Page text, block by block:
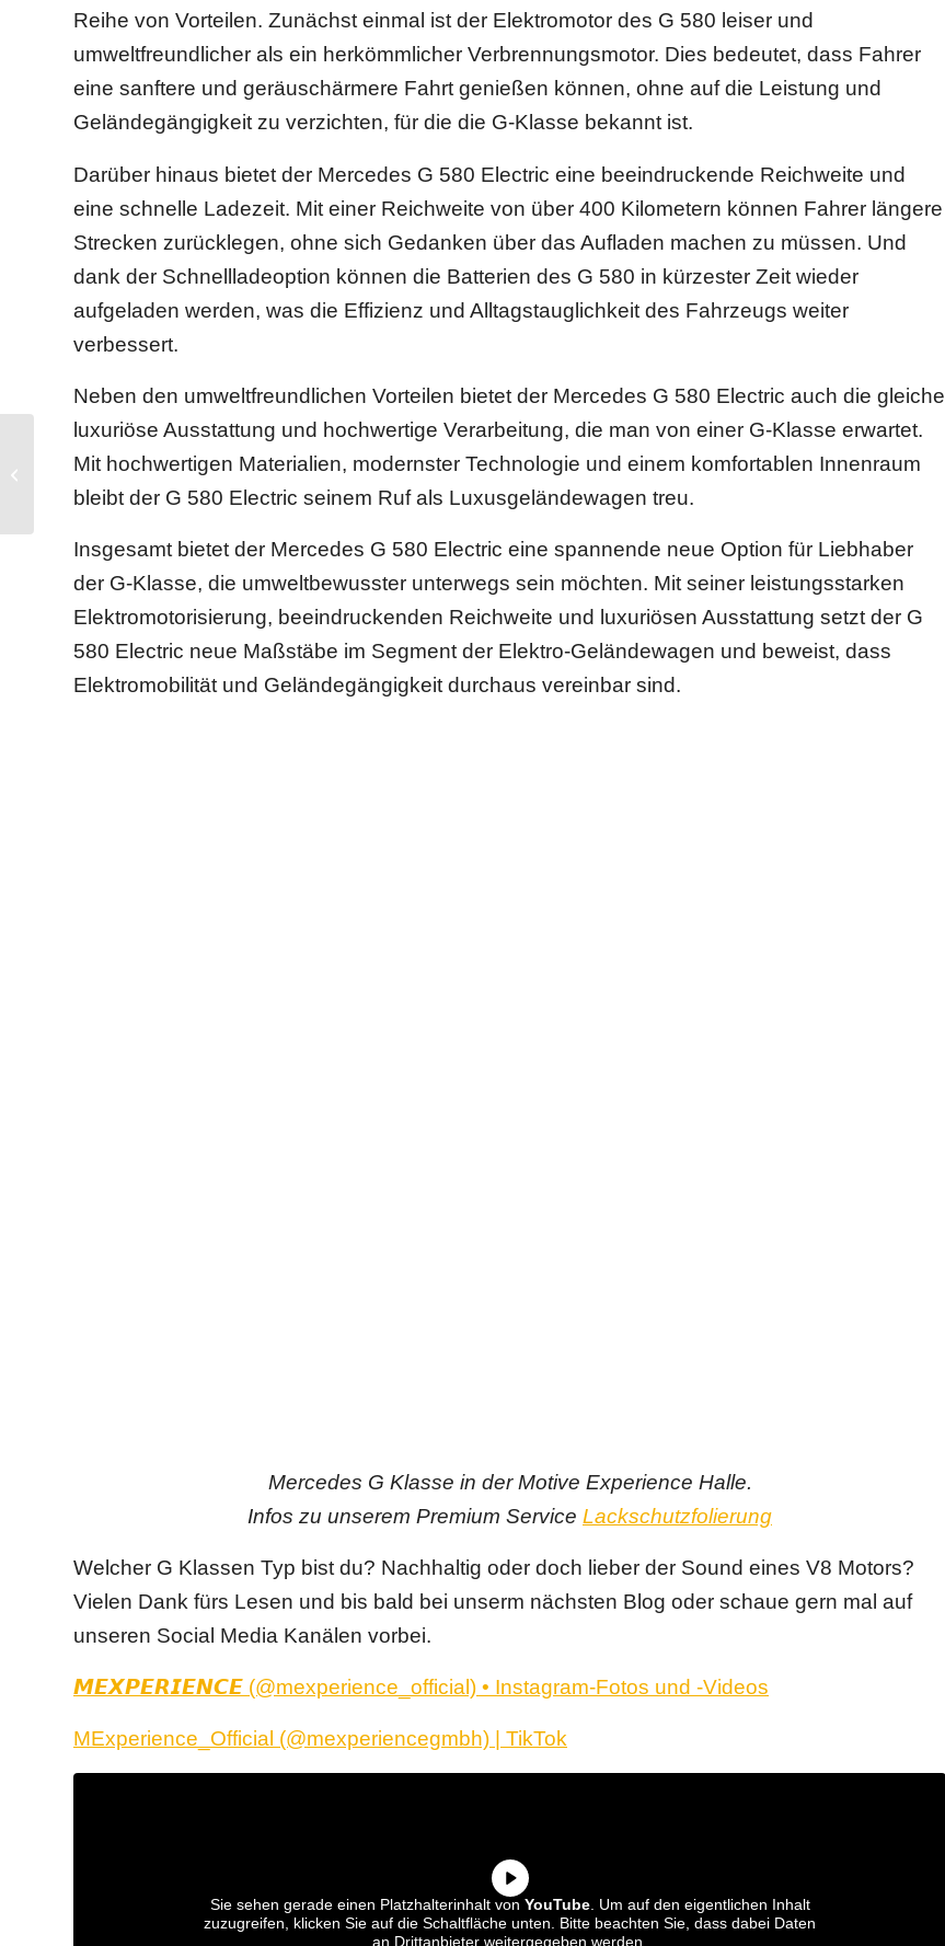
Reihe von Vorteilen. Zunächst einmal ist der Elektromotor des G 580 leiser und
umweltfreundlicher als ein herkömmlicher Verbrennungsmotor. Dies bedeutet, dass Fahrer
eine sanftere und geräuschärmere Fahrt genießen können, ohne auf die Leistung und
Geländegängigkeit zu verzichten, für die die G-Klasse bekannt ist.
Darüber hinaus bietet der Mercedes G 580 Electric eine beeindruckende Reichweite und
eine schnelle Ladezeit. Mit einer Reichweite von über 400 Kilometern können Fahrer längere
Strecken zurücklegen, ohne sich Gedanken über das Aufladen machen zu müssen. Und
dank der Schnellladeoption können die Batterien des G 580 in kürzester Zeit wieder
aufgeladen werden, was die Effizienz und Alltagstauglichkeit des Fahrzeugs weiter
verbessert.
Neben den umweltfreundlichen Vorteilen bietet der Mercedes G 580 Electric auch die gleiche
luxuriöse Ausstattung und hochwertige Verarbeitung, die man von einer G-Klasse erwartet.
Mit hochwertigen Materialien, modernster Technologie und einem komfortablen Innenraum
bleibt der G 580 Electric seinem Ruf als Luxusgeländewagen treu.
Insgesamt bietet der Mercedes G 580 Electric eine spannende neue Option für Liebhaber
der G-Klasse, die umweltbewusster unterwegs sein möchten. Mit seiner leistungsstarken
Elektromotorisierung, beeindruckenden Reichweite und luxuriösen Ausstattung setzt der G
580 Electric neue Maßstäbe im Segment der Elektro-Geländewagen und beweist, dass
Elektromobilität und Geländegängigkeit durchaus vereinbar sind.
Mercedes G Klasse in der Motive Experience Halle.
Infos zu unserem Premium Service Lackschutzfolierung
Welcher G Klassen Typ bist du? Nachhaltig oder doch lieber der Sound eines V8 Motors?
Vielen Dank fürs Lesen und bis bald bei unserm nächsten Blog oder schaue gern mal auf
unseren Social Media Kanälen vorbei.
𝙈𝙀𝙓𝙋𝙀𝙍𝙄𝙀𝙉𝘾𝙀 (@mexperience_official) • Instagram-Fotos und -Videos
MExperience_Official (@mexperiencegmbh) | TikTok
Sie sehen gerade einen Platzhalterinhalt von YouTube. Um auf den eigentlichen Inhalt
zuzugreifen, klicken Sie auf die Schaltfläche unten. Bitte beachten Sie, dass dabei Daten
an Drittanbieter weitergegeben werden.
Porsche Targa nach
Vollfolierung – In neuem
Glanz dank XPEL